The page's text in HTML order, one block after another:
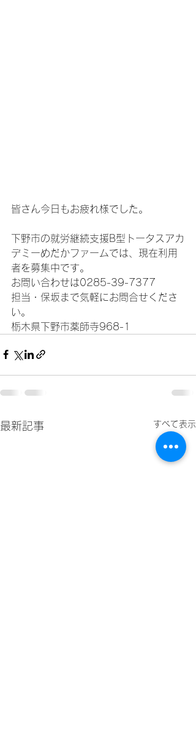
皆さん今日もお疲れ様でした。
下野市の就労継続支援B型トータスアカ
デミーめだかファームでは、現在利用
者を募集中です。
お問い合わせは0285-39-7377
担当・保坂まで気軽にお問合せくださ
い。
栃木県下野市薬師寺968-1
最新記事 すべて表示